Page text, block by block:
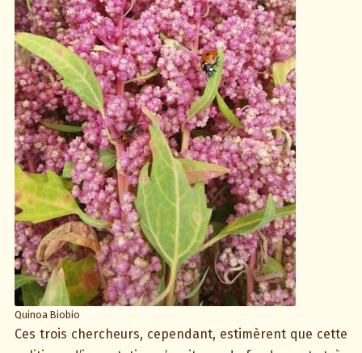
Quinoa Biobio
Ces trois chercheurs, cependant, estimèrent que cette